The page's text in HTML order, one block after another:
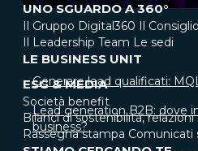
UNO SGUARDO A 360°
Il Gruppo Digital360 Il
Il Leadership Team Le sedi
LE BUSINESS UNIT
ESG & MEDIA
Società benefit
Bilanci di sostenibilità,
Rassegna stampa Comunicati
Generare lead qualificati:
Lead generation B2B: dove
business?